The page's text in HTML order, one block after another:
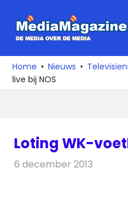
naar
media
over
de
Home Nieuws
live bij NOS
Loting WK-
6 december 2013